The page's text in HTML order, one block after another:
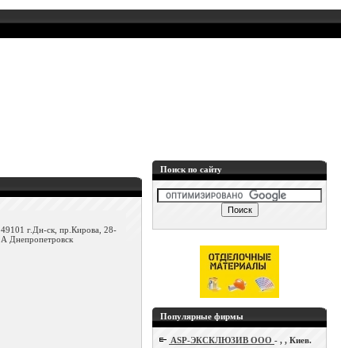
49101 г.Дн-ск, пр.Кирова, 28-
А Днепропетровск
Поиск по сайту
Популярные фирмы
ASP-ЭКСКЛЮЗИВ ООО - , , Киев.